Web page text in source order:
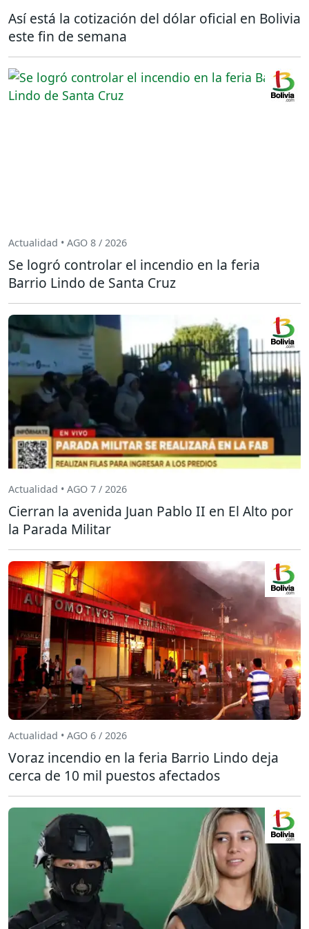
Así está la cotización del dólar oficial en Bolivia
este fin de semana
Actualidad • AGO 8 / 2026
Se logró controlar el incendio en la feria
Barrio Lindo de Santa Cruz
Actualidad • AGO 7 / 2026
Cierran la avenida Juan Pablo II en El Alto por
la Parada Militar
Actualidad • AGO 6 / 2026
Voraz incendio en la feria Barrio Lindo deja
cerca de 10 mil puestos afectados